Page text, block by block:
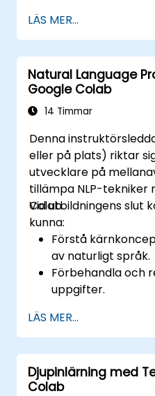
LÄS MER...
Natural Language
Google Colab
14 Timmar
Denna
eller på plats) riktar
utvecklare på
tillämpa NLP-tekniker
Colab.
Vid utbildningens slut
kunna:
Förstå
av naturligt språk.
Förbehandla och
uppgifter.
NLTK och SpaCy-
Arbeta med
skalbar och
LÄS MER...
Djupinlärning med
Colab